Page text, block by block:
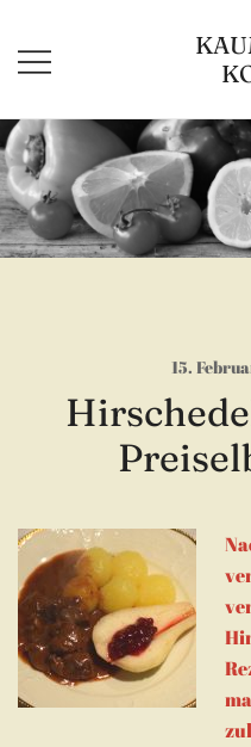
Inhalt
springen
15.